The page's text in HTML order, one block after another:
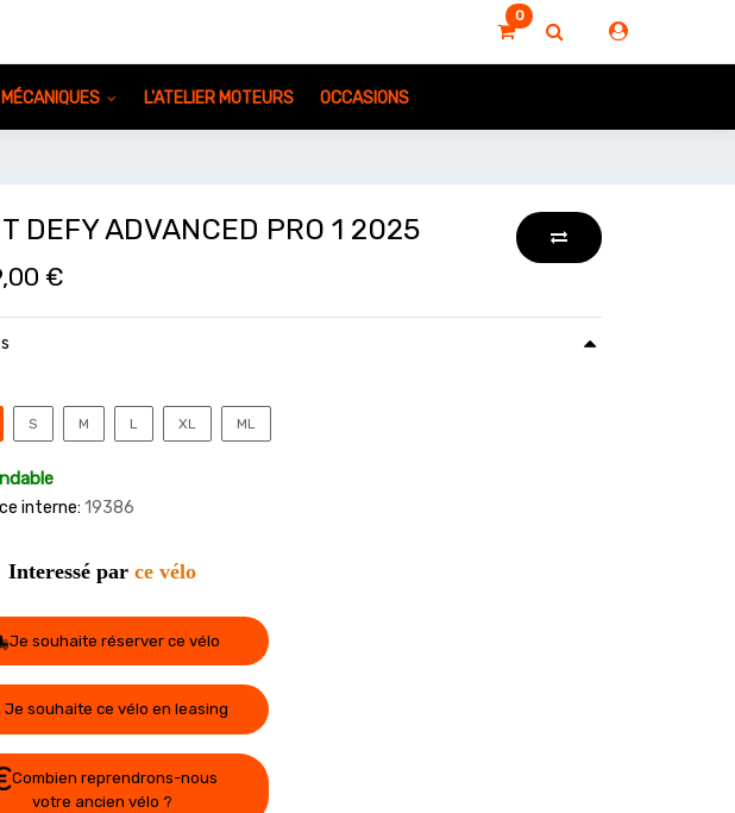
0
L'ATELIER MOTEURS OCCASIONS
DEFY ADVANCED PRO 1 2025
€
S M L XL ML
interne: 19386
Interessé par ce vélo
Je souhaite réserver ce vélo
Je souhaite ce vélo en leasing
Combien reprendrons-nous
votre ancien vélo ?